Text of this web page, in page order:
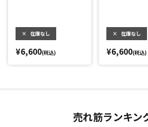
× 在庫なし
¥6,600(税込)
× 在庫なし
¥6,600(税込)
売れ筋ランキン